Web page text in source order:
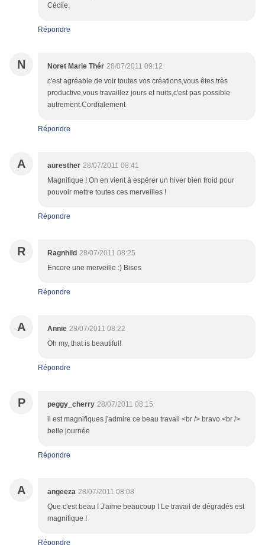
Cécile.
Répondre
N Noret Marie Thér 28/07/2011 09:12
c'est agréable de voir toutes vos créations,vous êtes très
productive,vous travaillez jours et nuits,c'est pas possible
autrement.Cordialement
Répondre
A auresther 28/07/2011 08:41
Magnifique ! On en vient à espérer un hiver bien froid pour
pouvoir mettre toutes ces merveilles !
Répondre
R Ragnhild 28/07/2011 08:25
Encore une merveille :) Bises
Répondre
A Annie 28/07/2011 08:22
Oh my, that is beautiful!
Répondre
P peggy_cherry 28/07/2011 08:15
il est magnifiques j'admire ce beau travail <br /> bravo <br />
belle journée
Répondre
A angeeza 28/07/2011 08:08
Que c'est beau ! J'aime beaucoup ! Le travail de dégradés est
magnifique !
Répondre